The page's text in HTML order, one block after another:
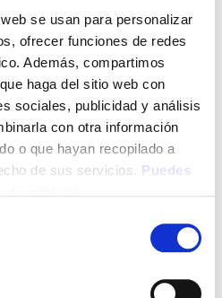
se usan para personalizar
ofrecer funciones de redes
Además, compartimos
haga del sitio web con
sociales, publicidad y análisis
con otra información
o que hayan recopilado a
de sus servicios. Puedes
horaria, divisa o idioma.
analíticas web sobre
web, lo que dificultará que
blog, no podrá subir fotos,
o puntuar contenidos.
saber si usted es un humano
sectorizada, lo que